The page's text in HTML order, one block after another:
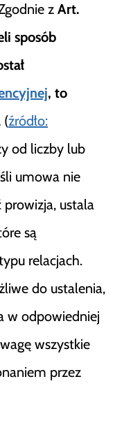
z Art.
sposób
, to
(źródło:
od liczby lub
umowa nie
prowizja, ustala
są
relacjach.
do ustalenia,
w odpowiedniej
wszystkie
przez